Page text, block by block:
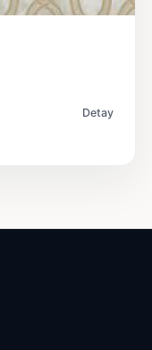
Detay